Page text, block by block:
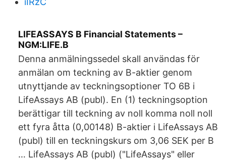
LIFEASSAYS B Financial Statements –
NGM:LIFE.B
Denna anmälningssedel skall användas för
anmälan om teckning av B-aktier genom
utnyttjande av teckningsoptioner TO 6B i
LifeAssays AB (publ). En (1) teckningsoption
berättigar till teckning av noll komma noll noll
ett fyra åtta (0,00148) B-aktier i LifeAssays AB
(publ) till en teckningskurs om 3,06 SEK per B
… LifeAssays AB (publ) ("LifeAssays" eller